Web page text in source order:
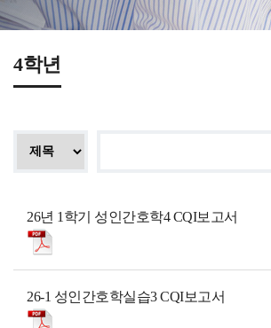
4학년
26년 1학기 성인간호학4 CQI보고서
26-1 성인간호학실습3 CQI보고서